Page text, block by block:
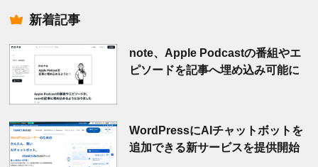
新着記事
note、Apple Podcastの番組やエ
ピソードを記事へ埋め込み可能に
WordPressにAIチャットボットを
追加できる新サービスを提供開始